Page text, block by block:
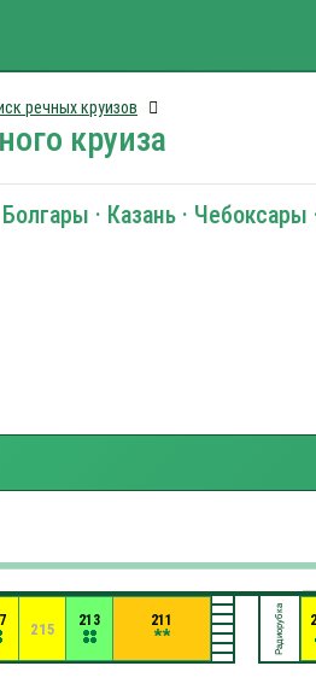
речных круизов
круиза
· Казань ·
211
213
215